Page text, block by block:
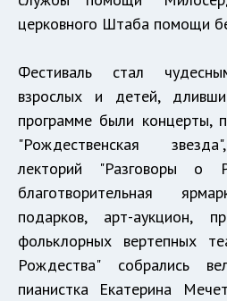
церковного Штаба помощи
Фестиваль стал
взрослых и детей,
программе были концерты,
"Рождественская
лекторий "Разговоры о
благотворительная
подарков, арт-аукцион,
фольклорных вертепных
Рождества" собрались
пианистка Екатерина